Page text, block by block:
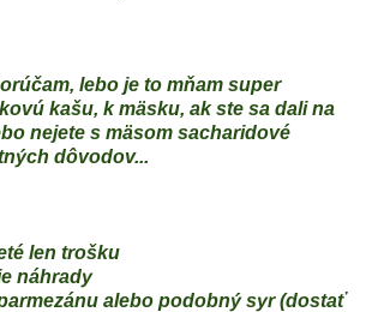
lebo je to mňam super
kašu, k mäsku, ak ste sa dali na
nejete s mäsom sacharidové
dôvodov...
len trošku
náhrady
alebo podobný syr (dostať